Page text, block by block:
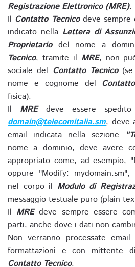
Registrazione Elettronico (MRE).
Il Contatto Tecnicodeve sempre
indicato nella Lettera di
Proprietariodel nome a
Tecnico, tramite il MRE, non
sociale del Contatto Tecnico(se
nome e cognome del
fisica).
Il MREdeve essere spedito
domain@telecomitalia.sm, deve
email indicata nella sezione
nome a dominio, deve avere
appropriato come, ad esempio,
oppure "Modify:
nel corpo il Modulo di
messaggio testuale puro (plain
Il MREdeve sempre essere
parti, anche dove i dati non
Non verranno processate
formattazioni e con mittente
Contatto Tecnico.